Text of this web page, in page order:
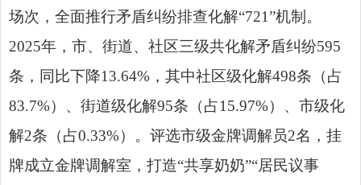
场次，全面推行矛盾纠纷排查化解“721”机制。
2025年，市、街道、社区三级共化解矛盾纠纷595
条，同比下降13.64%，其中社区级化解498条（占
83.7%）、街道级化解95条（占15.97%）、市级化
解2条（占0.33%）。评选市级金牌调解员2名，挂
牌成立金牌调解室，打造“共享奶奶”“居民议事